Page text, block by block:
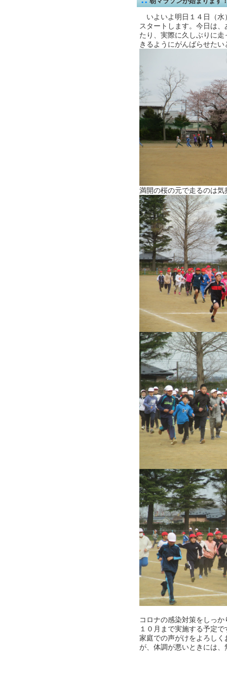
いよいよ明日１４日（水
スタートします。今日は
たり、実際に久しぶりに
きるようにがんばらせたい
満開の桜の元で走るのは気
コロナの感染対策をしっ
１０月まで実施する予定
家庭での声がけをよろし
が、体調が悪いときには